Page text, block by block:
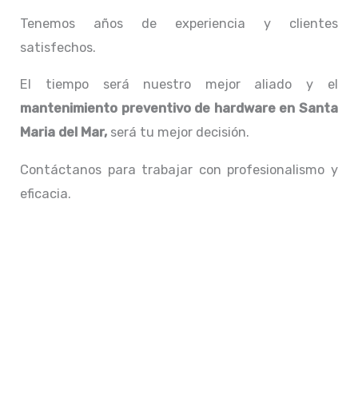
Tenemos años de experiencia y clientes
satisfechos.
El tiempo será nuestro mejor aliado y el
mantenimiento preventivo de hardware en Santa
Maria del Mar, será tu mejor decisión.
Contáctanos para trabajar con profesionalismo y
eficacia.